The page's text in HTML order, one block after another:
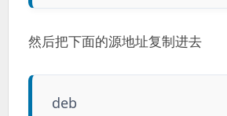
然后把下面的源地址复制进去
deb